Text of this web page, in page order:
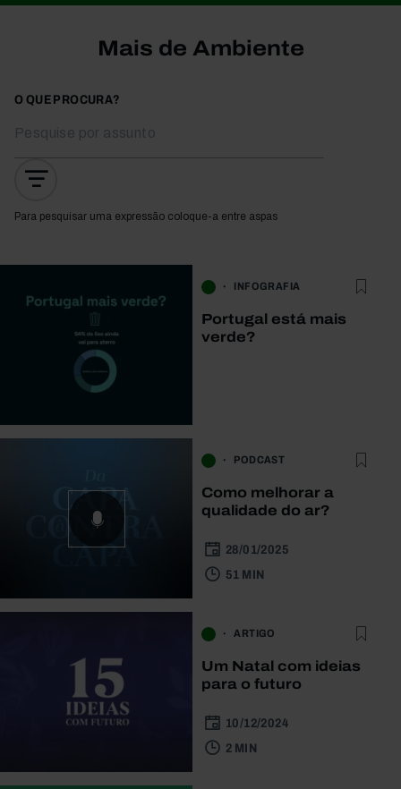
Mais de Ambiente
O QUE PROCURA?
Para pesquisar uma expressão coloque-a entre aspas
INFOGRAFIA
Portugal está mais
verde?
PODCAST
Como melhorar a
qualidade do ar?
28/01/2025
51 MIN
ARTIGO
Um Natal com ideias
para o futuro
10/12/2024
2 MIN